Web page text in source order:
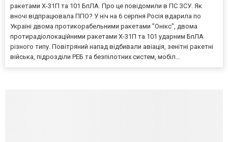
ракетами Х-31П та 101 БпЛА. Про це повідомили в ПС ЗСУ. Як
вночі відпрацювала ППО? У ніч на 6 серпня Росія вдарила по
Україні двома протикорабельними ракетами "Онікс", двома
протирадіолокаційними ракетами Х-31П та 101 ударним БпЛА
різного типу. Повітряний напад відбивали авіація, зенітні ракетні
війська, підрозділи РЕБ та безпілотних систем, мобіл...